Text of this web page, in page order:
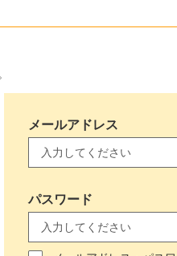
メールアドレス
パスワード